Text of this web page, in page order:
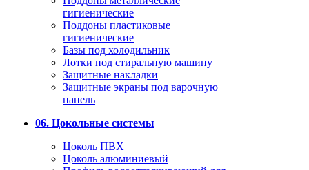
гигиенические
Поддоны пластиковые
гигиенические
Базы под холодильник
Лотки под стиральную машину
Защитные накладки
Защитные экраны под варочную
панель
06. Цокольные системы
Цоколь ПВХ
Цоколь алюминиевый